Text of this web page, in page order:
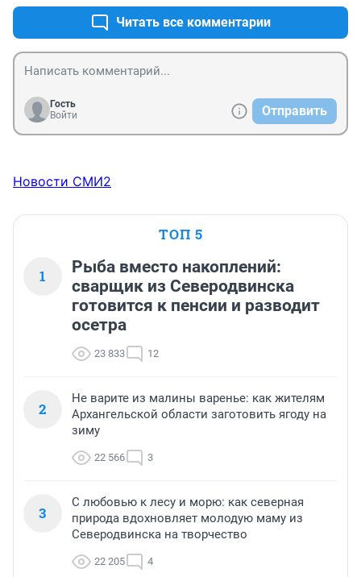
Читать все комментарии
Гость
Войти
Отправить
Новости СМИ2
ТОП 5
1
Рыба вместо накоплений:
сварщик из Северодвинска
готовится к пенсии и разводит
осетра
23 833 12
2
Не варите из малины варенье: как жителям
Архангельской области заготовить ягоду на
зиму
22 566 3
3
С любовью к лесу и морю: как северная
природа вдохновляет молодую маму из
Северодвинска на творчество
22 205 4